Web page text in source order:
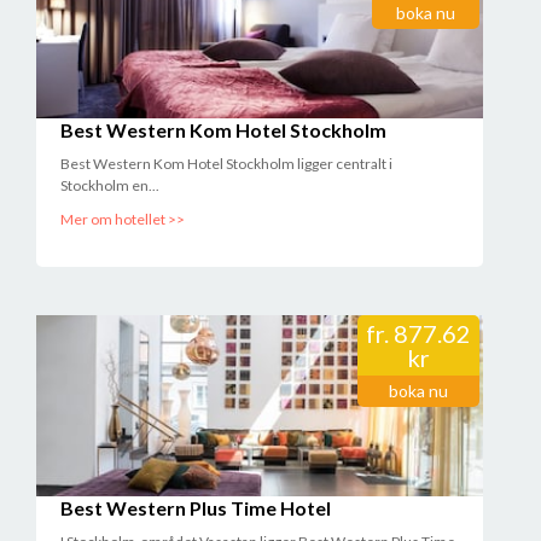
boka nu
Best Western Kom Hotel Stockholm
Best Western Kom Hotel Stockholm ligger centralt i
Stockholm en...
Mer om hotellet >>
fr. 877.62
kr
boka nu
Best Western Plus Time Hotel